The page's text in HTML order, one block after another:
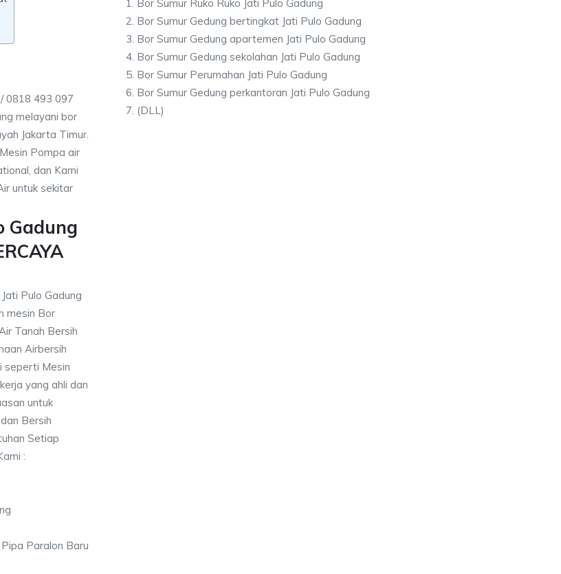
0818 493 097
melayani bor
Jakarta Timur.
Pompa air
dan Kami
untuk sekitar
Gadung
Bor Sumur Ruko Ruko Jati Pulo Gadung
Bor Sumur Gedung bertingkat Jati Pulo Gadung
Bor Sumur Gedung apartemen Jati Pulo Gadung
Bor Sumur Gedung sekolahan Jati Pulo Gadung
Bor Sumur Perumahan Jati Pulo Gadung
Bor Sumur Gedung perkantoran Jati Pulo Gadung
(DLL)
Pulo Gadung
mesin Bor
Tanah Bersih
Airbersih
seperti Mesin
yang ahli dan
untuk
Bersih
Setiap
:
Paralon Baru